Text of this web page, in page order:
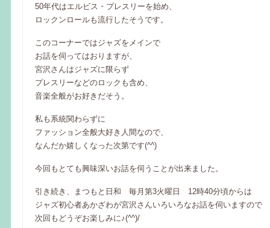
50年代はエルビス・プレスリーを始め、
ロックンロールも流行したそうです。
このコーナーではジャズをメインで
お話を伺ってはおりますが、
宮沢さんはジャズに限らず
プレスリーなどのロックも含め、
音楽全般がお好きだそう。
‎私も系統関わらずに
ファッション全般大好き人間なので、
なんだか嬉しくなった次第です(^^)
今回もとても興味深いお話を伺うことが出来ました。
引き続き、まつもと日和 毎月第3火曜日 12時40分頃からは
ジャズ初心者あかざわが宮沢さんいろいろなお話を伺いますので
次回もどうぞお楽しみに♪(^^)/